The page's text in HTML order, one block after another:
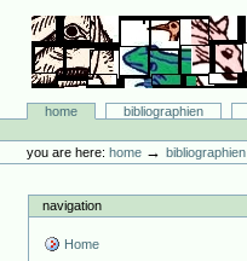
content.
navigation
Bibliographie-Portal
Sectionshome bibliographien
tools
you are here: home →bibliographien
navigation
Home